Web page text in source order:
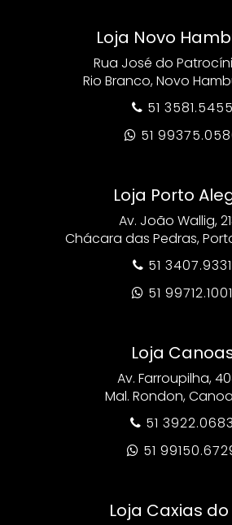
Loja Novo
Rua José do
Rio Branco, Novo
 51 3581.5455
 51
Loja Porto
Av. João Wallig,
Chácara das Pedras,
 51 3407.9331
 51 99712.1001
Loja
Av. Farroupilha,
Mal. Rondon,
 51 3922.0683
 51
Loja Caxias do